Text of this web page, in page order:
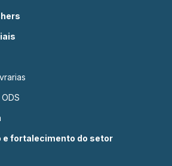
e fortalecimento do setor